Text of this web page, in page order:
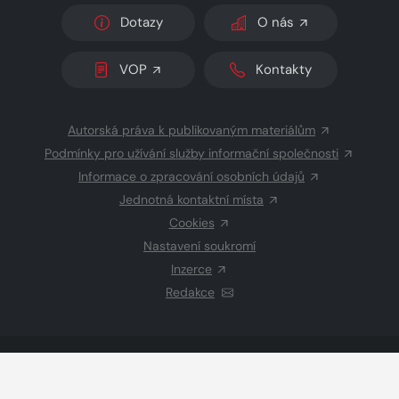
Dotazy O nás
VOP Kontakty
Autorská práva k publikovaným materiálům
Podmínky pro užívání služby informační společnosti
Informace o zpracování osobních údajů
Jednotná kontaktní místa
Cookies
Nastavení soukromí
Inzerce
Redakce